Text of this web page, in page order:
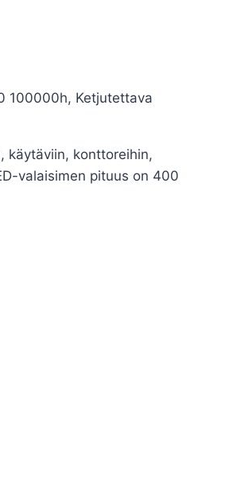
100000h, Ketjutettava
käytäviin, konttoreihin,
valaisimen pituus on 400